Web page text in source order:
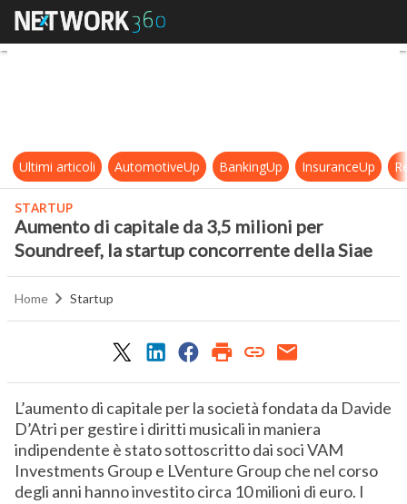
Aumento di capitale da 3,5
Ultimi articoli AutomotiveUp BankingUp InsuranceUp
STARTUP
Aumento di capitale da 3,5 milioni per
Soundreef, la startup concorrente della Siae
Home Startup
L’aumento di capitale per la società fondata da Davide
D’Atri per gestire i diritti musicali in maniera
indipendente è stato sottoscritto dai soci VAM
Investments Group e LVenture Group che nel corso
degli anni hanno investito circa 10 milioni di euro. I